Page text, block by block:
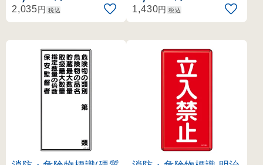
れた明治山型仕様。
2,035円 税込
風雨に強いラミネート加
工済み。
1,430円 税込